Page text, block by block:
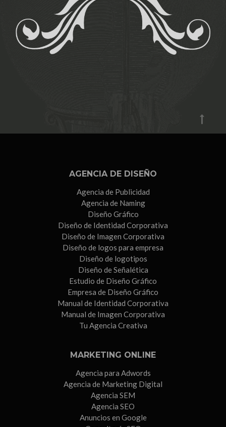
AGENCIA DE DISEÑO
Agencia de Publicidad
Agencia de Naming
Diseño Gráfico
Diseño de Identidad Corporativa
Diseño de Imagen Corporativa
Diseño de logos para empresa
Diseño de logotipos
Diseño de Señalética
Estudio de Diseño Gráfico
Empresa de Diseño Gráfico
Manual de Identidad Corporativa
Manual de Imagen Corporativa
Tu Agencia Creativa
MARKETING ONLINE
Agencia para Adwords
Agencia de Marketing Digital
Agencia SEM
Agencia SEO
Anuncios en Google